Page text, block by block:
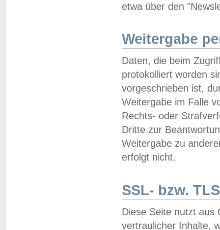
etwa über den
Weitergabe
Daten, die beim
protokolliert worden
vorgeschrieben ist,
Weitergabe im Falle
Rechts- oder
Dritte zur
Weitergabe zu
erfolgt nicht.
SSL- bzw.
Diese Seite nutzt aus
vertraulicher Inhalte,